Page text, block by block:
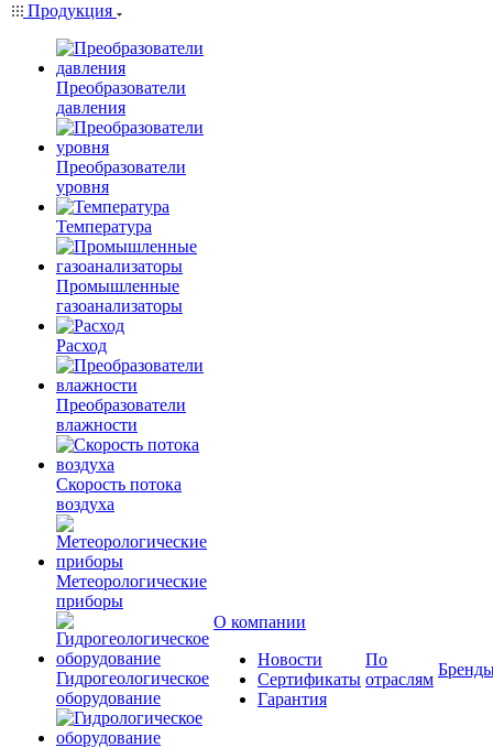
Продукция
Преобразователи
давления
Преобразователи
уровня
Температура
Промышленные
газоанализаторы
Расход
Преобразователи
влажности
Скорость потока
воздуха
Метеорологические
приборы
Гидрогеологическое
оборудование
О компании
Новости
Сертификаты
Гарантия
По
отраслям